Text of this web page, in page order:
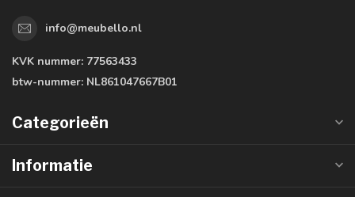
info@meubello.nl
KVK nummer: 77563433
btw-nummer: NL861047667B01
Categorieën
Informatie